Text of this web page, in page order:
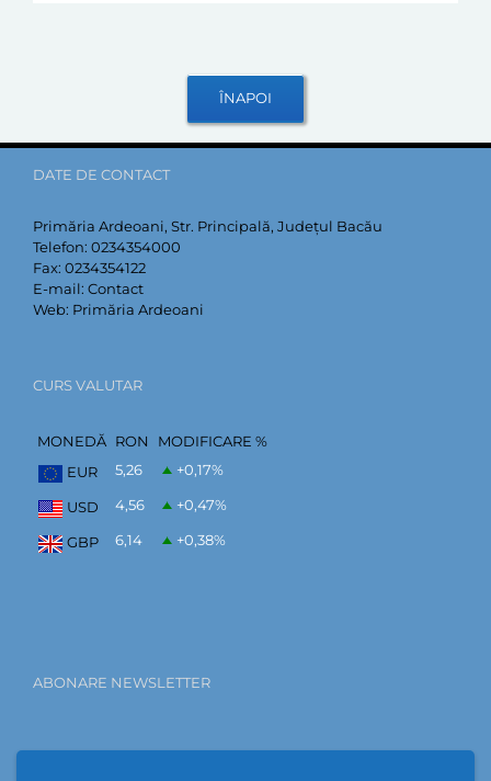
DATE DE CONTACT
Primăria Ardeoani, Str. Principală, Județul Bacău
Telefon: 0234354000
Fax: 0234354122
E-mail: Contact
Web: Primăria Ardeoani
CURS VALUTAR
MONEDĂ RON
MODIFICARE %
EUR
5,26 +0,17%
USD 4,56 +0,47%
GBP 6,14 +0,38%
ABONARE NEWSLETTER